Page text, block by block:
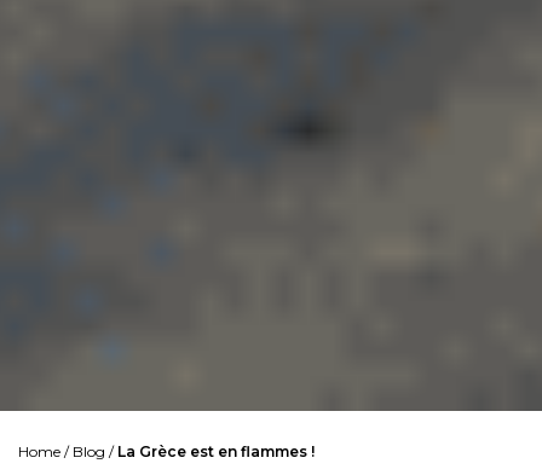
Home / Blog / La Grèce est en flammes !